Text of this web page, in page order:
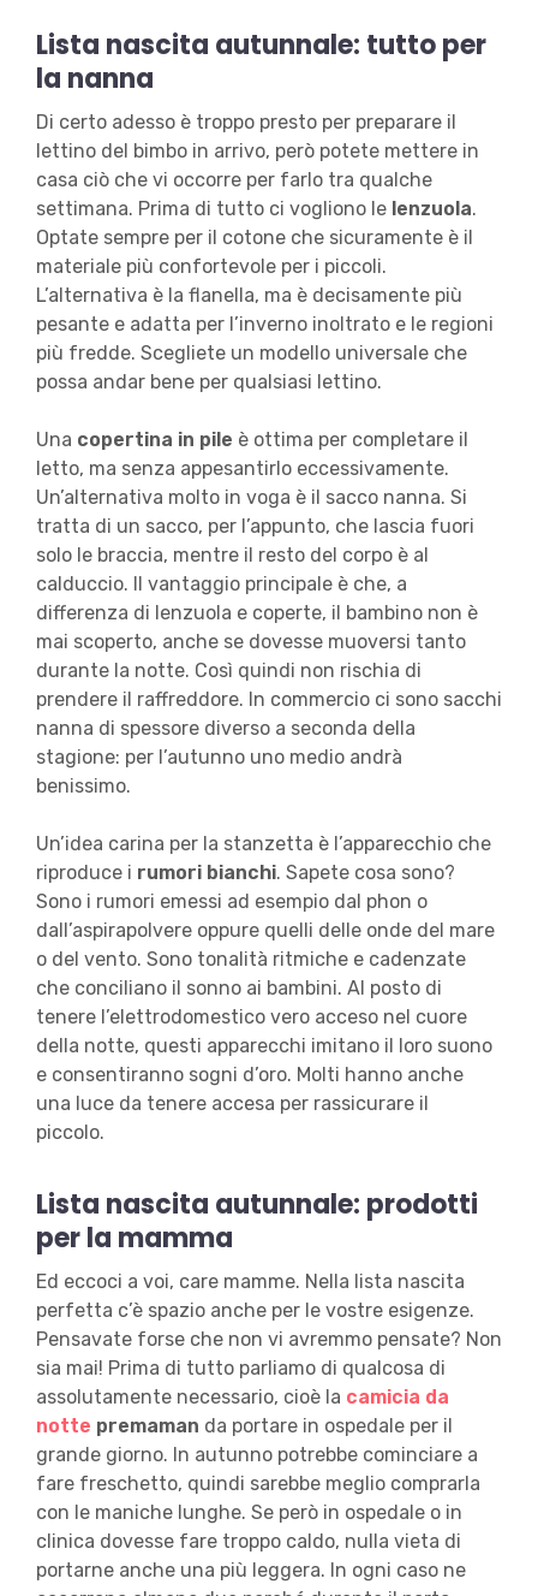
Lista nascita autunnale: tutto per
la nanna
Di certo adesso è troppo presto per preparare il
lettino del bimbo in arrivo, però potete mettere in
casa ciò che vi occorre per farlo tra qualche
settimana. Prima di tutto ci vogliono le lenzuola.
Optate sempre per il cotone che sicuramente è il
materiale più confortevole per i piccoli.
L’alternativa è la flanella, ma è decisamente più
pesante e adatta per l’inverno inoltrato e le regioni
più fredde. Scegliete un modello universale che
possa andar bene per qualsiasi lettino.
Una copertina in pile è ottima per completare il
letto, ma senza appesantirlo eccessivamente.
Un’alternativa molto in voga è il sacco nanna. Si
tratta di un sacco, per l’appunto, che lascia fuori
solo le braccia, mentre il resto del corpo è al
calduccio. Il vantaggio principale è che, a
differenza di lenzuola e coperte, il bambino non è
mai scoperto, anche se dovesse muoversi tanto
durante la notte. Così quindi non rischia di
prendere il raffreddore. In commercio ci sono sacchi
nanna di spessore diverso a seconda della
stagione: per l’autunno uno medio andrà
benissimo.
Un’idea carina per la stanzetta è l’apparecchio che
riproduce i rumori bianchi. Sapete cosa sono?
Sono i rumori emessi ad esempio dal phon o
dall’aspirapolvere oppure quelli delle onde del mare
o del vento. Sono tonalità ritmiche e cadenzate
che conciliano il sonno ai bambini. Al posto di
tenere l’elettrodomestico vero acceso nel cuore
della notte, questi apparecchi imitano il loro suono
e consentiranno sogni d’oro. Molti hanno anche
una luce da tenere accesa per rassicurare il
piccolo.
Lista nascita autunnale: prodotti
per la mamma
Ed eccoci a voi, care mamme. Nella lista nascita
perfetta c’è spazio anche per le vostre esigenze.
Pensavate forse che non vi avremmo pensate? Non
sia mai! Prima di tutto parliamo di qualcosa di
assolutamente necessario, cioè la camicia da
notte premaman da portare in ospedale per il
grande giorno. In autunno potrebbe cominciare a
fare freschetto, quindi sarebbe meglio comprarla
con le maniche lunghe. Se però in ospedale o in
clinica dovesse fare troppo caldo, nulla vieta di
portarne anche una più leggera. In ogni caso ne